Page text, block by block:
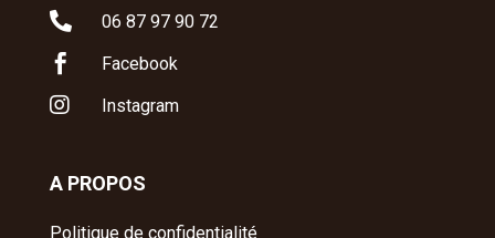
 06 87 97 90 72
 Facebook
 Instagram
A PROPOS
Politique de confidentialité